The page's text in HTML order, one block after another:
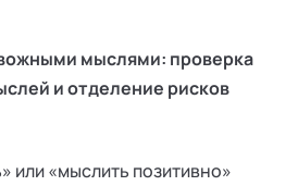
мыслями: проверка
и отделение рисков
или «мыслить позитивно»